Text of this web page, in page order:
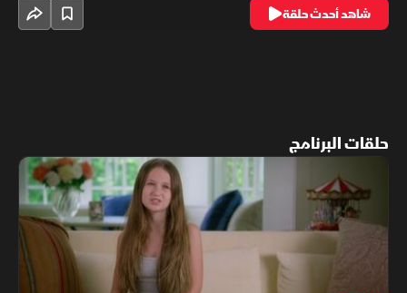
الأبواب المغلقة لعائلة كبيرة تعيش بين عدسات الإعلام ومخاوف الغد، لتقدم
شاهد أحدث حلقة
حلقات البرنامج